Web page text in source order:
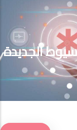
الجديدة